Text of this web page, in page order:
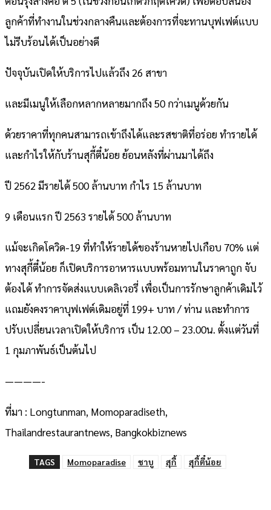
ลูกค้าที่ทำงานในช่วงกลางคืนและต้องการที่จะทานบุฟเฟต์แบบ
ไม่รีบร้อนได้เป็นอย่างดี
ปัจจุบันเปิดให้บริการไปแล้วถึง 26 สาขา
และมีเมนูให้เลือกหลากหลายมากถึง 50 กว่าเมนูด้วยกัน
ด้วยราคาที่ทุกคนสามารถเข้าถึงได้และรสชาติที่อร่อย ทำรายได้
และกำไรให้กับร้านสุกี้ตี๋น้อย ย้อนหลังที่ผ่านมาได้ถึง
ปี 2562 มีรายได้ 500 ล้านบาท กำไร 15 ล้านบาท
9 เดือนแรก ปี 2563 รายได้ 500 ล้านบาท
แม้จะเกิดโควิด-19 ที่ทำให้รายได้ของร้านหายไปเกือบ 70% แต่
ทางสุกี้ตี๋น้อย ก็เปิดบริการอาหารแบบพร้อมทานในราคาถูก จับ
ต้องได้ ทำการจัดส่งแบบเดลิเวอรี่ เพื่อเป็นการรักษาลูกค้าเดิมไว้
แถมยังคงราคาบุฟเฟต์เดิมอยู่ที่ 199+ บาท / ท่าน และทำการ
ปรับเปลี่ยนเวลาเปิดให้บริการ เป็น 12.00 – 23.00น. ตั้งแต่วันที่
1 กุมภาพันธ์เป็นต้นไป
————-
ที่มา : Longtunman, Momoparadiseth,
Thailandrestaurantnews, Bangkokbiznews
TAGS Momoparadise ชาบู สุกี้ สุกี้ตี๋น้อย